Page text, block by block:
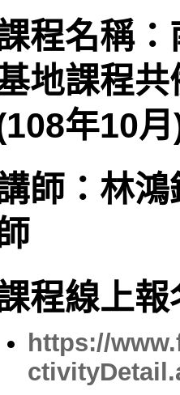
程名稱
地課程
年10
師：林
程線上報
https://